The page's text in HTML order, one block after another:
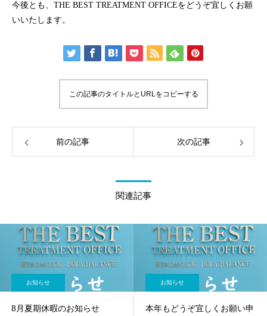
今後とも、THE BEST TREATMENT OFFICEをどうぞ宜しくお願
いいたします。
この記事のタイトルとURLをコピーする
前の記事 次の記事
関連記事
お知らせ
8月夏期休暇のお知らせ
お知らせ
本年もどうぞ宜しくお願い申